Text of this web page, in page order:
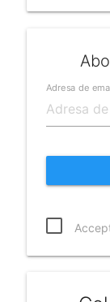
Adresa de